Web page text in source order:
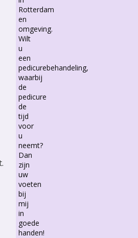
Rotterdam
en
omgeving.
Wilt
u
een
pedicurebehandeling,
waarbij
de
pedicure
de
tijd
voor
u
neemt?
Dan
zijn
uw
voeten
bij
mij
in
goede
handen!